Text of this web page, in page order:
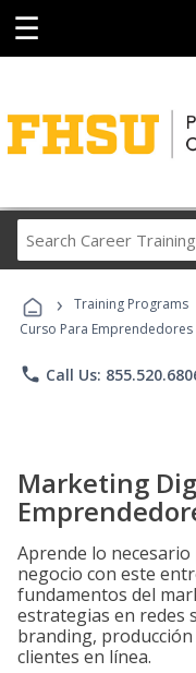
☰
› Training Programs
Curso Para Emprendedores
phone Call Us:
Marketing
Aprende lo
negocio con este
fundamentos del
estrategias en redes
branding, producción
clientes en línea.